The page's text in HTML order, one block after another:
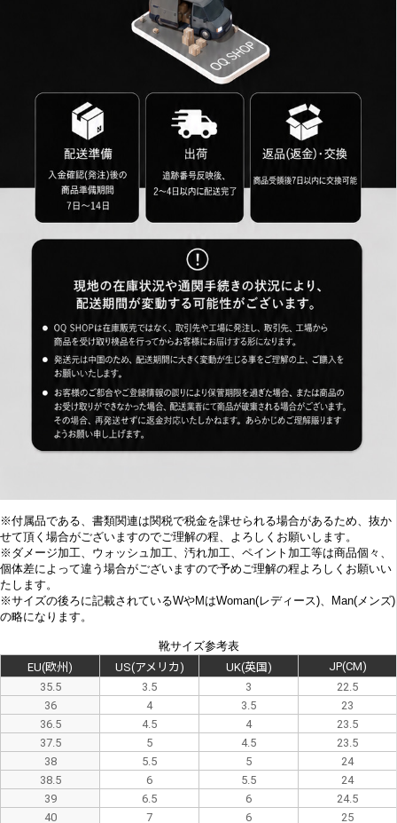
※付属品である、書類関連は関税で税金を課せられる場合があるため、抜か
せて頂く場合がございますのでご理解の程、よろしくお願いします。
※ ダメージ加工、 ウォッシュ加工、汚れ加工、ペイント加工等は商品個々、
個体差によって違う場合がございますので予めご理解の程よろしくお願いい
たします。
※サイズの後ろに記載されているWやMはWoman(レディース)、Man(メンズ)
の略になります。
靴サイズ参考表
EU(欧州)
US(アメリカ) UK(英国)
JP(CM)
35.5
3.5 3
22.5
36
4 3.5
23
36.5
4.5 4
23.5
37.5
5 4.5
23.5
38
5.5 5
24
38.5
6 5.5
24
39
6.5 6
24.5
40
7 6 25